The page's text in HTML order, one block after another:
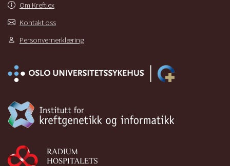
Om Kreftlex
Kontakt oss
Personvernerklæring